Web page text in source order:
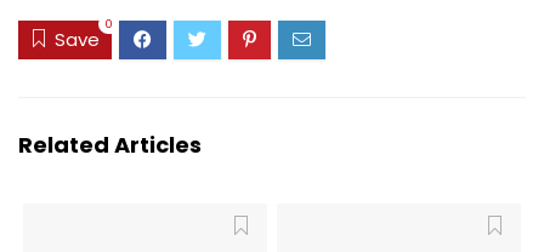
Save
0
Related Articles